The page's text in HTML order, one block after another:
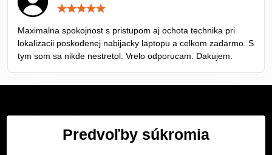
5
Maximalna spokojnost s pristupom aj ochota technika pri
lokalizacii poskodenej nabijacky laptopu a celkom zadarmo. S
tym som sa nikde nestretol. Vrelo odporucam. Dakujem.
Servis Bratislava
Predvoľby súkromia